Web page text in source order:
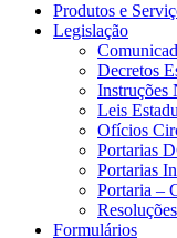
Produtos e
Legislação
Decretos
Instruções
Leis
Ofícios
Portarias
Portarias
Portaria –
Formulários